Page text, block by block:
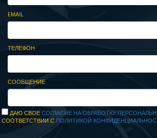
EMAIL
ТЕЛЕФОН
СООБЩЕНИЕ
ДАЮ СВОЕСОГЛАСИЕ НА ОБРАБОТКУ
СООТВЕТСТВИИ С ПОЛИТИКОЙ